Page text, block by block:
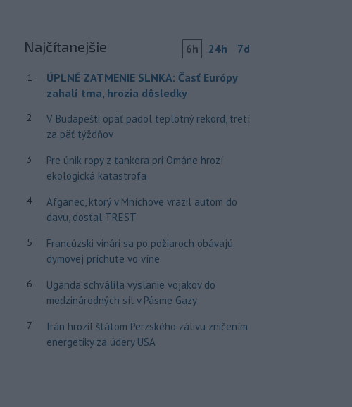
Najčítanejšie 6h 24h 7d
1
ÚPLNÉ ZATMENIE SLNKA: Časť Európy
zahalí tma, hrozia dôsledky
2
V Budapešti opäť padol teplotný rekord, tretí
za päť týždňov
3
Pre únik ropy z tankera pri Ománe hrozí
ekologická katastrofa
4
Afganec, ktorý v Mníchove vrazil autom do
davu, dostal TREST
5
Francúzski vinári sa po požiaroch obávajú
dymovej príchute vo víne
6
Uganda schválila vyslanie vojakov do
medzinárodných síl v Pásme Gazy
7
Irán hrozil štátom Perzského zálivu zničením
energetiky za údery USA